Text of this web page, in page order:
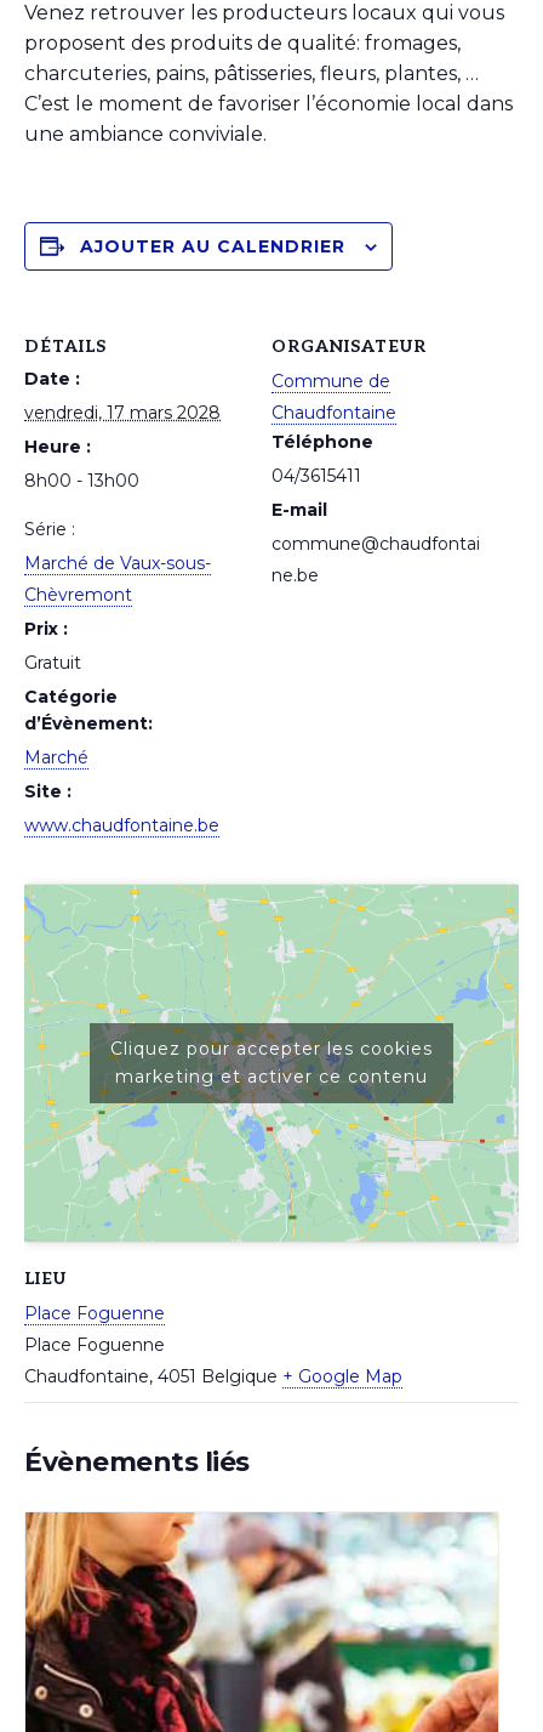
Venez retrouver les producteurs locaux qui vous
proposent des produits de qualité: fromages,
charcuteries, pains, pâtisseries, fleurs, plantes, …
C’est le moment de favoriser l’économie local dans
une ambiance conviviale.
AJOUTER AU CALENDRIER
DÉTAILS
Date :
vendredi, 17 mars 2028
Heure :
8h00 - 13h00
Série :
Marché de Vaux-sous-
Chèvremont
Prix :
Gratuit
Catégorie
d’Évènement:
Marché
Site :
www.chaudfontaine.be
ORGANISATEUR
Commune de
Chaudfontaine
Téléphone
04/3615411
E-mail
commune@chaudfontai
ne.be
LIEU
Place Foguenne
Place Foguenne
Chaudfontaine, 4051 Belgique + Google Map
Cliquez pour accepter les cookies
marketing et activer ce contenu
Évènements liés